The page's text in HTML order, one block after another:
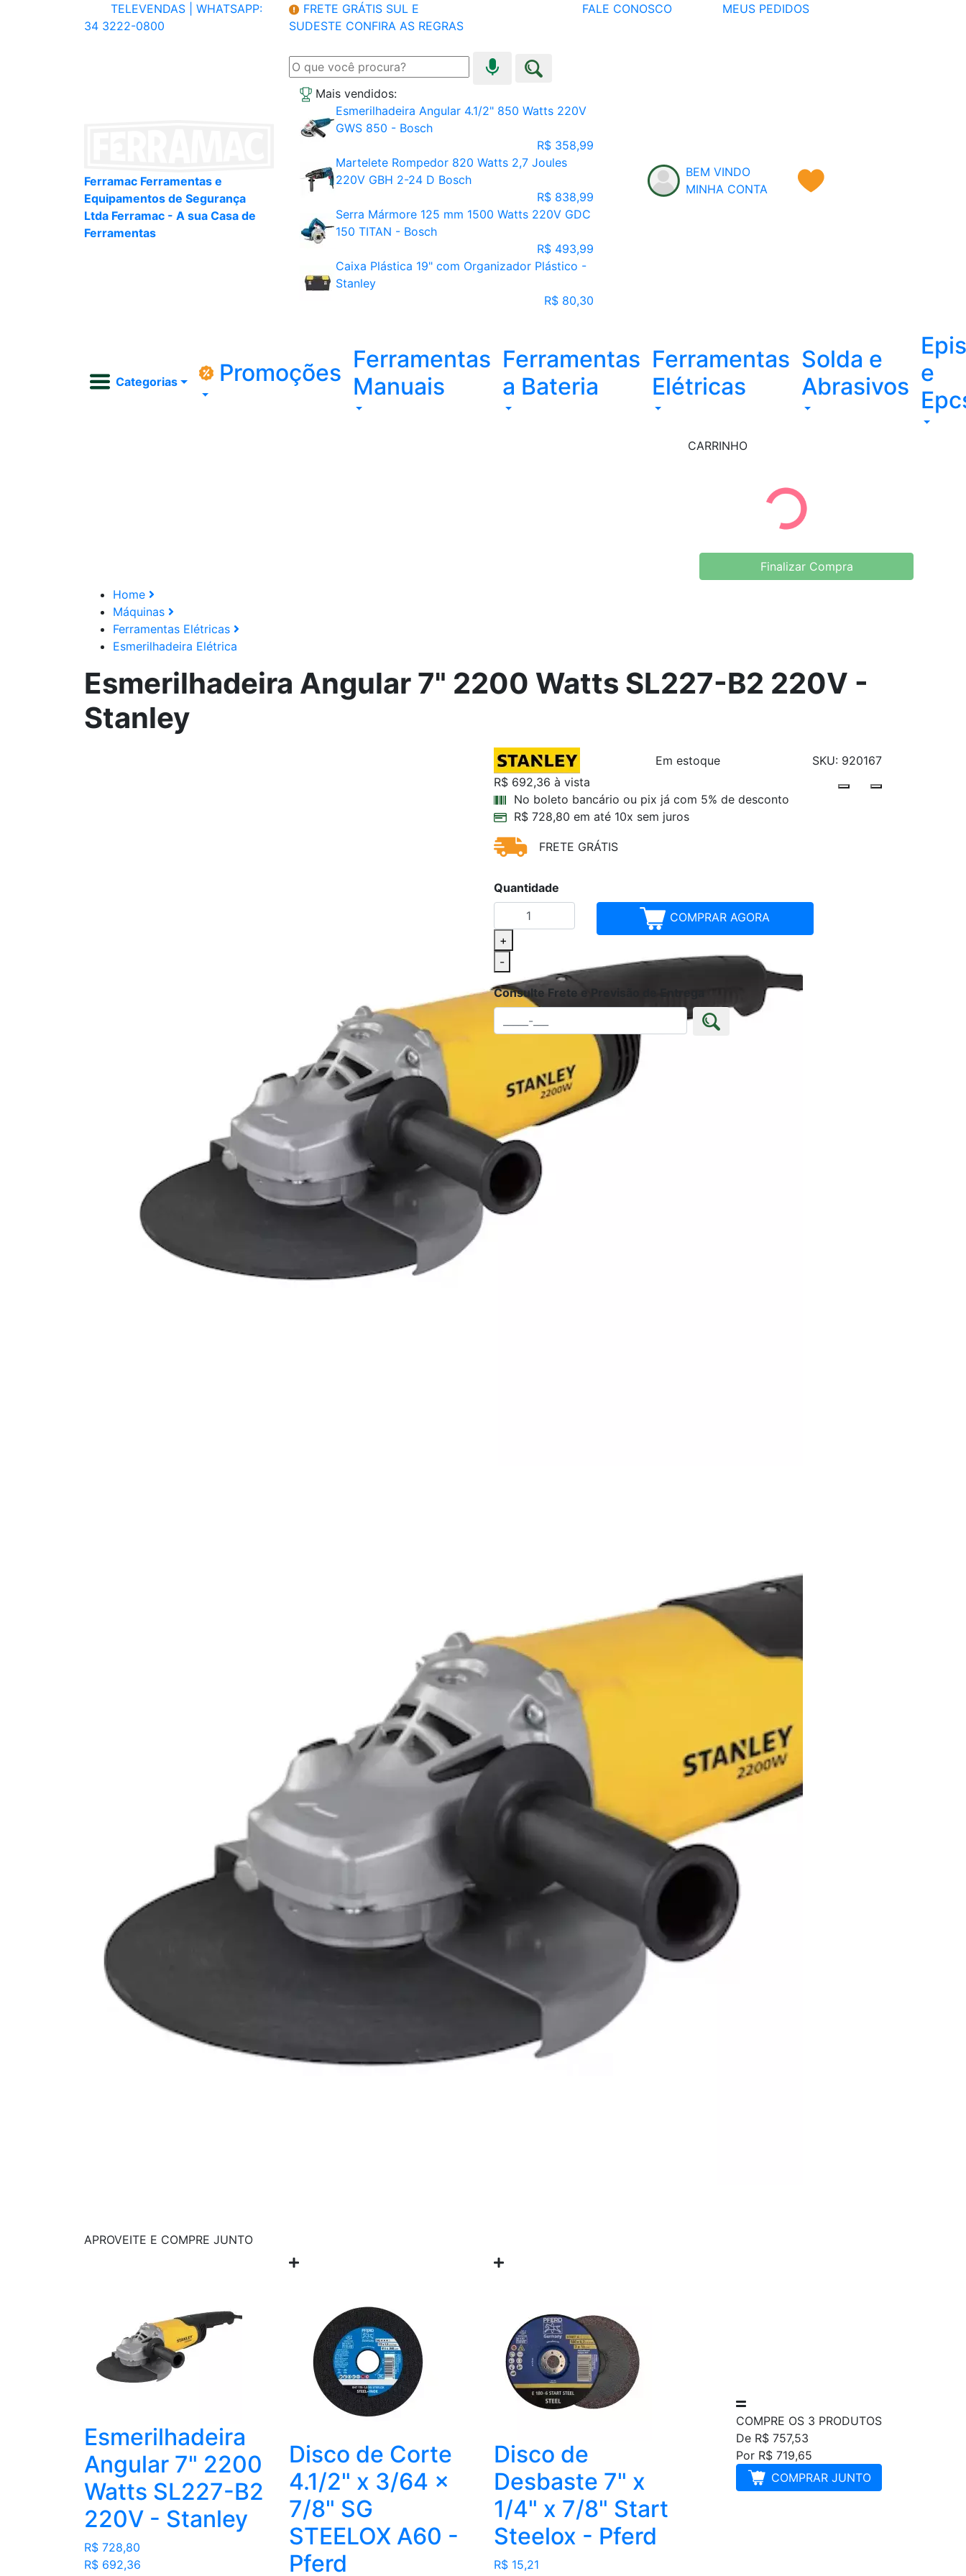
TELEVENDAS |
WHATSAPP:
34 3222-0800
FRETE GRÁTIS SUL E
SUDESTE CONFIRA AS REGRAS
FALE CONOSCO MEUS PEDIDOS
Ferramac Ferramentas e
Equipamentos de Segurança
Ltda Ferramac - A sua Casa de
Ferramentas
Mais vendidos:
Esmerilhadeira Angular 4.1/2" 850 Watts 220V
GWS 850 - Bosch
R$ 358,99
Martelete Rompedor 820 Watts 2,7 Joules
220V GBH 2-24 D Bosch
R$ 838,99
Serra Mármore 125 mm 1500 Watts 220V GDC
150 TITAN - Bosch
R$ 493,99
Caixa Plástica 19" com Organizador Plástico -
Stanley
R$ 80,30
BEM VINDO
MINHA CONTA
Categorias Promoções Ferramentas
Manuais
Ferramentas
a Bateria
Ferramentas
Elétricas
Solda e
Abrasivos
Epis
e
CARRINHO
Finalizar Compra
Home
Máquinas
Ferramentas Elétricas
Esmerilhadeira Elétrica
Esmerilhadeira Angular 7" 2200 Watts SL227-B2 220V -
Stanley
Em estoque
SKU: 920167
R$ 692,36 à vista
No boleto bancário ou pix já com 5% de desconto
R$ 728,80 em até 10x sem juros
FRETE GRÁTIS
Quantidade
+
-
COMPRAR AGORA
Consulte Frete e Previsão de Entrega
APROVEITE E COMPRE JUNTO
Esmerilhadeira
Angular 7" 2200
Watts SL227-B2
220V - Stanley
R$ 728,80
R$ 692,36
Disco de Corte
4.1/2" x 3/64 x
7/8" SG
STEELOX A60 -
Pferd
Disco de
Desbaste 7" x
1/4" x 7/8" Start
Steelox - Pferd
R$ 15,21
COMPRE OS 3 PRODUTOS
De R$ 757,53
Por R$ 719,65
COMPRAR JUNTO